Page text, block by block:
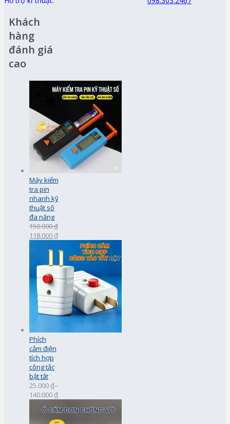
Khách
hàng
đánh giá
cao
Máy kiểm
tra pin
nhanh kỹ
thuật số
đa năng
150.000 ₫
118.000 ₫
Phích
cắm điện
tích hợp
công tắc
bật tắt
25.000 ₫–
140.000 ₫